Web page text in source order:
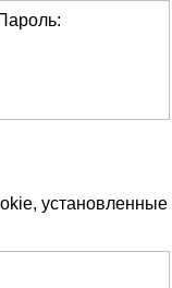
установленные